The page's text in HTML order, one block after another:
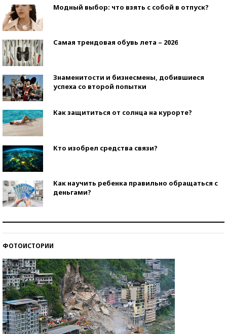
Модный выбор: что взять с собой в отпуск?
Самая трендовая обувь лета – 2026
Знаменитости и бизнесмены, добившиеся
успеха со второй попытки
Как защититься от солнца на курорте?
Кто изобрел средства связи?
Как научить ребенка правильно обращаться с
деньгами?
ФОТОИСТОРИИ